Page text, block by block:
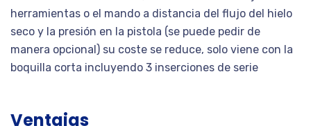
herramientas o el mando a distancia del flujo del hielo
seco y la presión en la pistola (se puede pedir de
manera opcional) su coste se reduce, solo viene con la
boquilla corta incluyendo 3 inserciones de serie
Ventajas